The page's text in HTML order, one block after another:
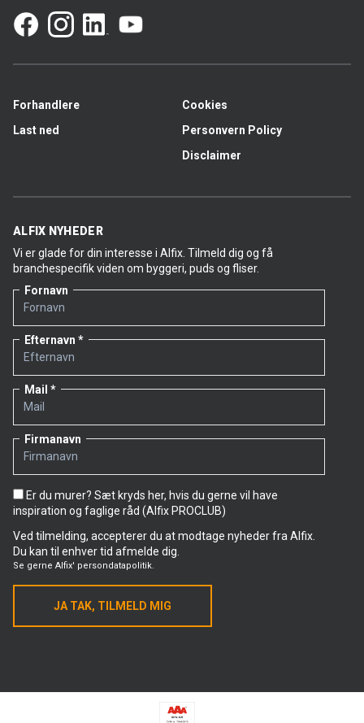
Forhandlere
Last ned
Cookies
Personvern Policy
Disclaimer
ALFIX NYHEDER
Vi er glade for din interesse i Alfix. Tilmeld dig og få
branchespecifik viden om byggeri, puds og fliser.
Fornavn
Efternavn
Mail
Firmanavn
Er du murer? Sæt kryds her, hvis du gerne vil have
inspiration og faglige råd (Alfix PROCLUB)
Ved tilmelding, accepterer du at modtage nyheder fra Alfix.
Du kan til enhver tid afmelde dig.
Se gerne Alfix' persondatapolitik.
JA TAK, TILMELD MIG